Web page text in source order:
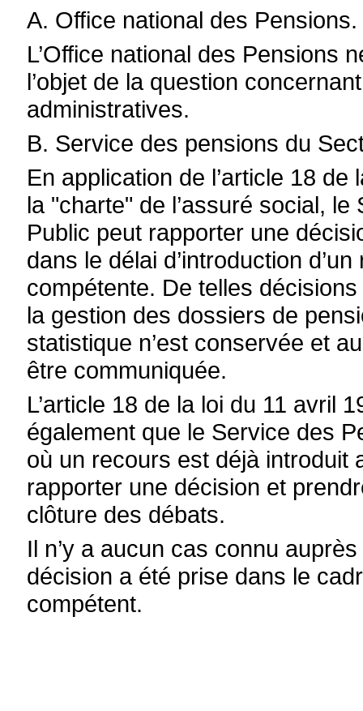
A. Office national des Pensions.
L’Office national des Pensions
l’objet de la question
administratives.
B. Service des pensions du
En application de l’article 18
la "charte" de l’assuré social,
Public peut rapporter une
dans le délai d’introduction
compétente. De telles
la gestion des dossiers de
statistique n’est conservée et
être communiquée.
L’article 18 de la loi du 11 avril
également que le Service des
où un recours est déjà introduit
rapporter une décision et
clôture des débats.
Il n’y a aucun cas connu
décision a été prise dans le
compétent.